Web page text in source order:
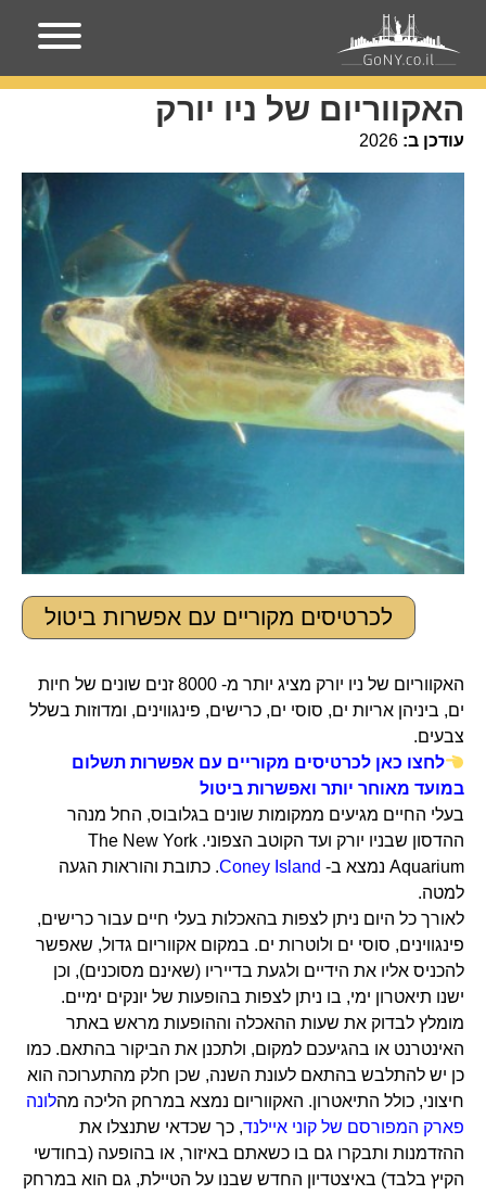
עמוד הבית אירועים בניו-יורק
האקווריום של ניו יורק
עודכן ב: 2026
לכרטיסים מקוריים עם אפשרות ביטול
האקווריום של ניו יורק מציג יותר מ- 8000 זנים שונים של חיות
ים, ביניהן אריות ים, סוסי ים, כרישים, פינגווינים, ומדוזות בשלל
צבעים.
לחצו כאן לכרטיסים מקוריים עם אפשרות תשלום
במועד מאוחר יותר ואפשרות ביטול
בעלי החיים מגיעים ממקומות שונים בגלובוס, החל מנהר
ההדסון שבניו יורק ועד הקוטב הצפוני. The New York
Aquarium נמצא ב-
Coney Island. כתובת והוראות הגעה
למטה.
לאורך כל היום ניתן לצפות בהאכלות בעלי חיים עבור כרישים,
פינגווינים, סוסי ים ולוטרות ים. במקום אקווריום גדול, שאפשר
להכניס אליו את הידיים ולגעת בדייריו (שאינם מסוכנים), וכן
ישנו תיאטרון ימי, בו ניתן לצפות בהופעות של יונקים ימיים.
מומלץ לבדוק את שעות ההאכלה וההופעות מראש באתר
האינטרנט או בהגיעכם למקום, ולתכנן את הביקור בהתאם. כמו
כן יש להתלבש בהתאם לעונת השנה, שכן חלק מהתערוכה הוא
חיצוני, כולל התיאטרון. האקווריום נמצא במרחק הליכה מהלונה
פארק המפורסם של קוני איילנד, כך שכדאי שתנצלו את
ההזדמנות ותבקרו גם בו כשאתם באיזור, או בהופעה (בחודשי
הקיץ בלבד) באיצטדיון החדש שבנו על הטיילת, גם הוא במרחק